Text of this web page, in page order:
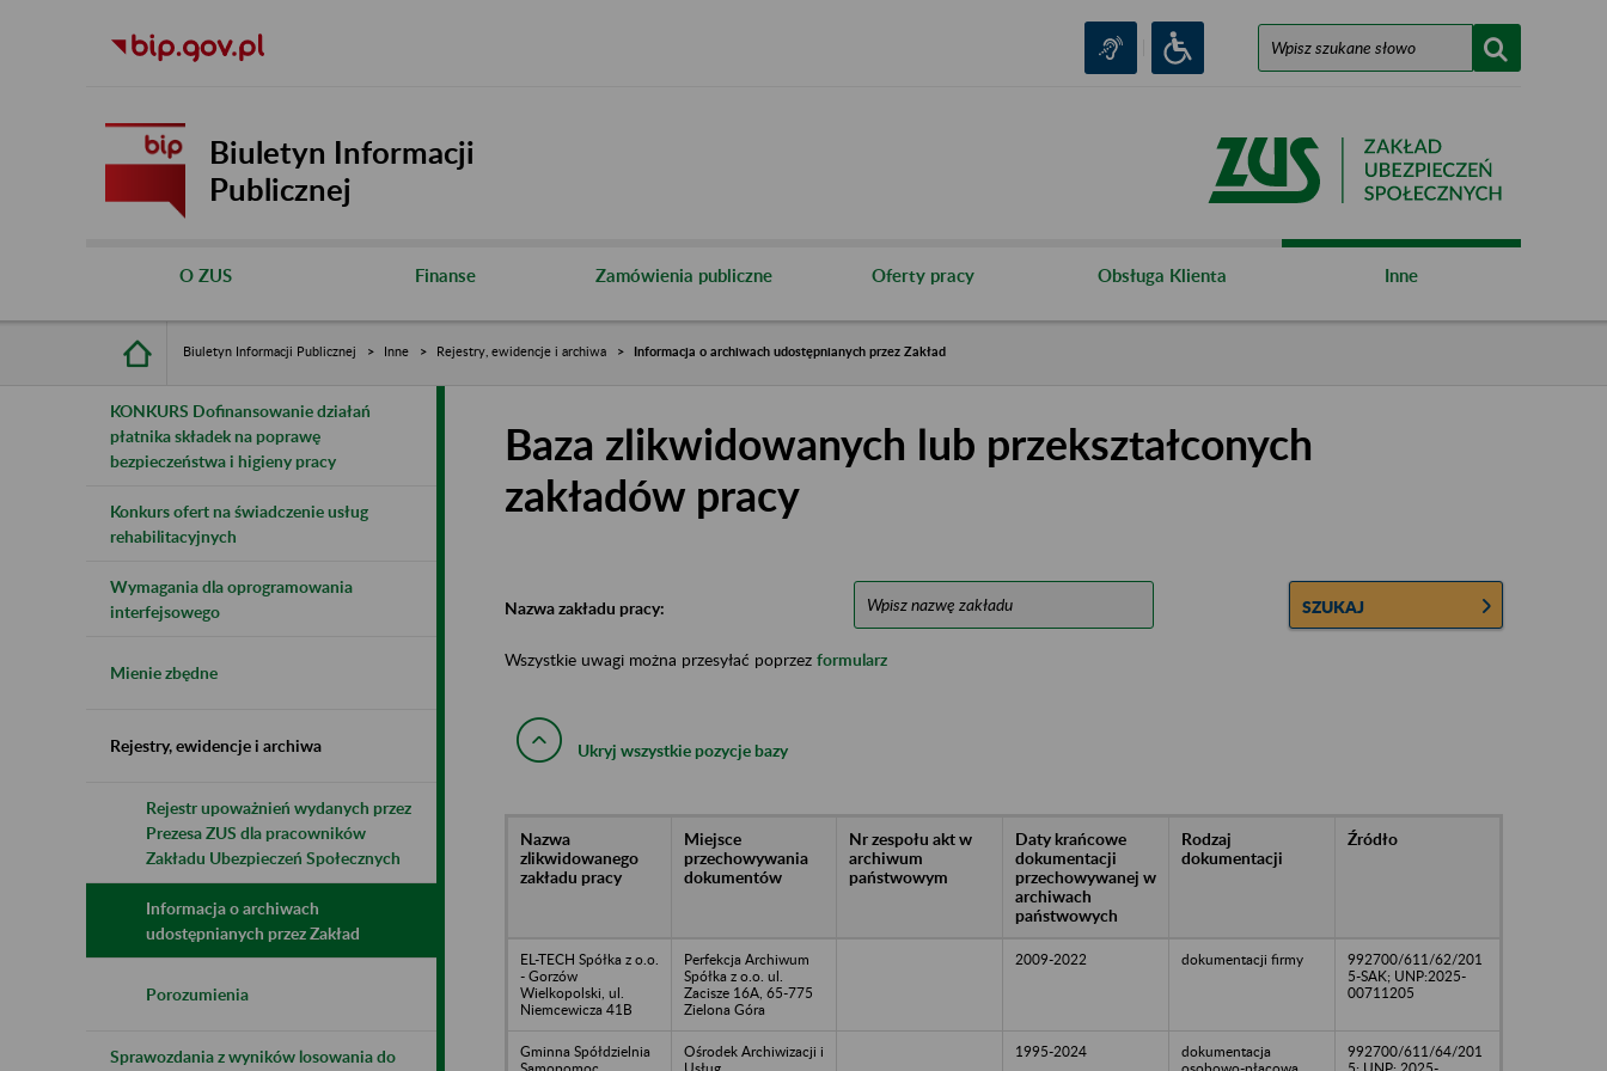
Biuletyn Informacji
Publicznej
O ZUS Finanse Zamówienia publiczne Oferty pracy Obsługa Klienta Inne
Biuletyn Informacji Publicznej Inne Rejestry, ewidencje i archiwa Informacja o archiwach udostępnianych przez Zakład
KONKURS Dofinansowanie działań
płatnika składek na poprawę
bezpieczeństwa i higieny pracy
Konkurs ofert na świadczenie usług
rehabilitacyjnych
Wymagania dla oprogramowania
interfejsowego
Mienie zbędne
Rejestry, ewidencje i archiwa
Rejestr upoważnień wydanych przez
Prezesa ZUS dla pracowników
Zakładu Ubezpieczeń Społecznych
Informacja o archiwach
udostępnianych przez Zakład
Porozumienia
Sprawozdania z wyników losowania do
Baza zlikwidowanych lub przekształconych
zakładów pracy
Nazwa zakładu pracy: SZUKAJ
Wszystkie uwagi można przesyłać poprzez formularz
Ukryj wszystkie pozycje bazy
Nazwa
zlikwidowanego
zakładu pracy
Miejsce
przechowywania
dokumentów
Nr zespołu akt w
archiwum
państwowym
Daty krańcowe
dokumentacji
przechowywanej w
archiwach
państwowych
Rodzaj
dokumentacji
Źródło
EL-TECH Spółka z o.o.
- Gorzów
Wielkopolski, ul.
Niemcewicza 41B
Perfekcja Archiwum
Spółka z o.o. ul.
Zacisze 16A, 65-775
Zielona Góra
2009-2022 dokumentacji firmy
992700/611/62/201
5-SAK; UNP:2025-
00711205
Gminna Spółdzielnia
Ośrodek Archiwizacji i
1995-2024
dokumentacja
992700/611/64/201